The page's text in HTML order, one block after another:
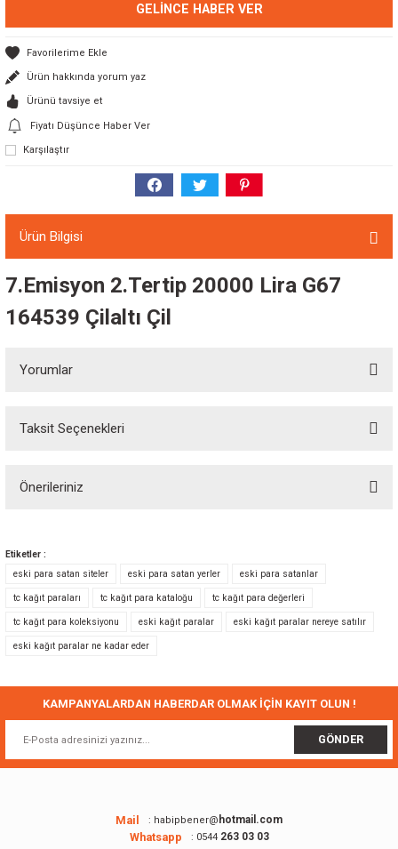
GELINCE HABER VER
Ürün hakkında yorum yaz
Ürünü tavsiye et
Fiyatı Düşünce Haber Ver
Karşılaştır
Ürün Bilgisi
7.Emisyon 2.Tertip 20000 Lira G67
164539 Çilaltı Çil
Yorumlar
Taksit Seçenekleri
Önerileriniz
Görüş ve önerileriniz için teşekkür ederiz.
Ürün resmi kalitesiz, bozuk veya görüntülenemiyor.
Ürün açıklamasında eksik bilgiler bulunuyor.
Ürün fiyatı diğer sitelerden daha pahalı.
Bu ürüne benzer farklı alternatifler olmalı.
Gönder
Etiketler :
eski para satan siteler
eski para satan yerler eski para satanlar
tc kağıt paraları tc kağıt para kataloğu tc kağıt para değerleri
tc kağıt para koleksiyonu eski kağıt paralar eski kağıt paralar nereye satılır
eski kağıt paralar ne kadar eder
KAMPANYALARDAN HABERDAR OLMAK İÇİN KAYIT OLUN !
GÖNDER
Mail : habipbener@ hotmail.com
Whatsapp : 0544263 03 03